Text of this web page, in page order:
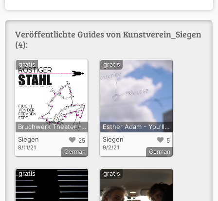
Veröffentlichte Guides von Kunstverein_Siegen
(4):
Bruchwerk Theater - Rostiger Stahl - Flucht von der fremden Erde“ ein Sci-Fi Audiowalk durch Siegen
25
Siegen
8/11/21
gratis
German
Esther Adam - You'll never walk/ think alone
5
Siegen
9/2/21
gratis
German
gratis gratis